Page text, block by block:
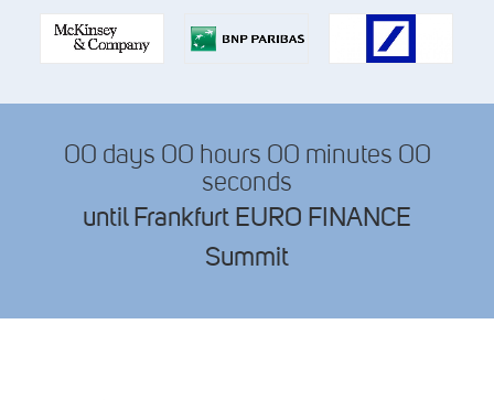
00 days 00 hours 00 minutes 00
seconds
until Frankfurt EURO FINANCE
Summit